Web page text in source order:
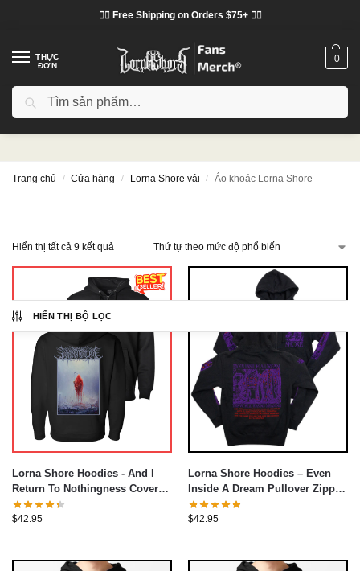
❤️‍🔥 Free Shipping on Orders $75+ ❤️‍🔥
THỰC
ĐƠN
0
Áo khoác Lorna Shore
Trang chủ / Cửa hàng / Lorna Shore vải / Áo khoác Lorna Shore
HIỂN THỊ BỘ LỌC
Hiển thị tất cả 9 kết quả
Lorna Shore Hoodies - And I
Return To Nothingness Cover
Zip Pullover Hoodie
$42.95
Lorna Shore Hoodies – Even
Inside A Dream Pullover Zipped
Hoodie
$42.95